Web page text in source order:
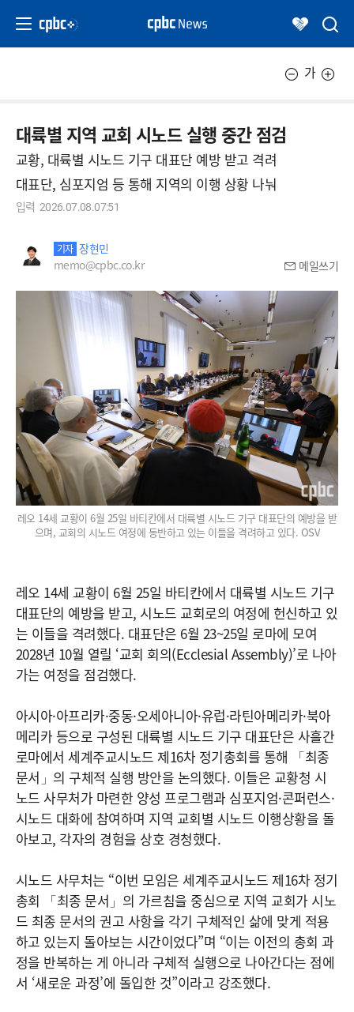
가
대륙별 지역 교회 시노드 실행 중간 점검
교황, 대륙별 시노드 기구 대표단 예방 받고 격려
대표단, 심포지엄 등 통해 지역의 이행 상황 나눠
입력 2026.07.08.07:51
기자 장현민
memo@cpbc.co.kr
메일쓰기
레오 14세 교황이 6월 25일 바티칸에서 대륙별 시노드 기구 대표단의 예방을 받
으며, 교회의 시노드 여정에 동반하고 있는 이들을 격려하고 있다. OSV
레오 14세 교황이 6월 25일 바티칸에서 대륙별 시노드 기구
대표단의 예방을 받고, 시노드 교회로의 여정에 헌신하고 있
는 이들을 격려했다. 대표단은 6월 23~25일 로마에 모여
2028년 10월 열릴 ‘교회 회의(Ecclesial Assembly)’로 나아
가는 여정을 점검했다.
아시아·아프리카·중동·오세아니아·유럽·라틴아메리카·북아
메리카 등으로 구성된 대륙별 시노드 기구 대표단은 사흘간
로마에서 세계주교시노드 제16차 정기총회를 통해 「최종
문서」의 구체적 실행 방안을 논의했다. 이들은 교황청 시
노드 사무처가 마련한 양성 프로그램과 심포지엄·콘퍼런스·
시노드 대화에 참여하며 지역 교회별 시노드 이행상황을 돌
아보고, 각자의 경험을 상호 경청했다.
시노드 사무처는 “이번 모임은 세계주교시노드 제16차 정기
총회 「최종 문서」의 가르침을 중심으로 지역 교회가 시노
드 최종 문서의 권고 사항을 각기 구체적인 삶에 맞게 적용
하고 있는지 돌아보는 시간이었다”며 “이는 이전의 총회 과
정을 반복하는 게 아니라 구체적 실행으로 나아간다는 점에
서 ‘새로운 과정’에 돌입한 것”이라고 강조했다.